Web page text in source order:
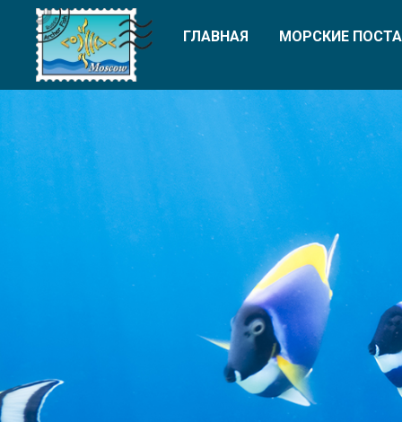
ГЛАВНАЯ МОРСКИЕ